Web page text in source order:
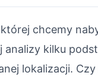
chcemy
analizy kilku
lokalizacji.